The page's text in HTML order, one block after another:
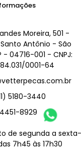
Moreira, 501 -
Antônio - São
- 04716-001 - CNPJ:
0001-64
5180-3440
8929
de segunda a sexta-
7h45 às 17h30